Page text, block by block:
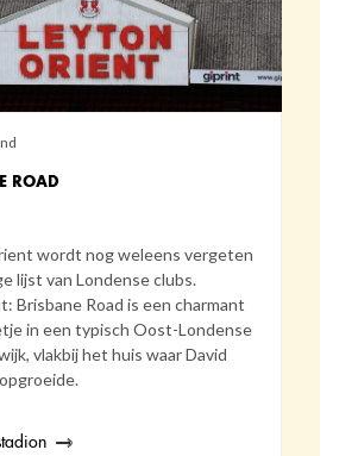
ROAD
wordt nog weleens vergeten
lijst van Londense clubs.
Brisbane Road is een charmant
in een typisch Oost-Londense
vlakbij het huis waar David